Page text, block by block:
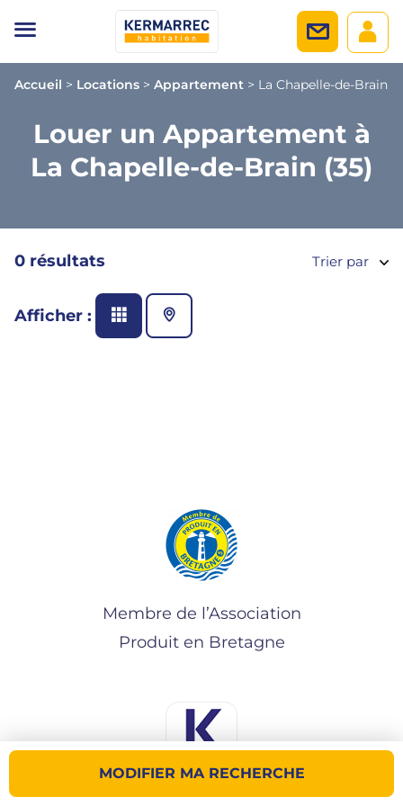
Accueil > Locations > Appartement > La Chapelle-de-Brain
Louer un Appartement à
La Chapelle-de-Brain (35)
MODIFIER MA RECHERCHE
0 résultats Trier par
Afficher :
Membre de l’Association
Produit en Bretagne